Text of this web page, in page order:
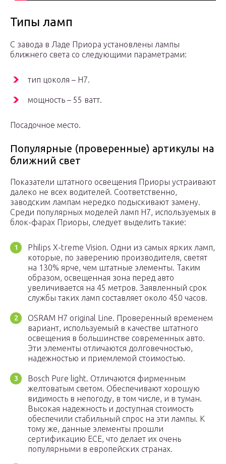
Типы ламп
С завода в Ладе Приора установлены лампы
ближнего света со следующими параметрами:
тип цоколя – H7.
мощность – 55 ватт.
Посадочное место.
Популярные (проверенные) артикулы на
ближний свет
Показатели штатного освещения Приоры устраивают
далеко не всех водителей. Соответственно,
заводским лампам нередко подыскивают замену.
Среди популярных моделей ламп H7, используемых в
блок-фарах Приоры, следует выделить такие:
Philips X-treme Vision. Одни из самых ярких ламп,
которые, по заверению производителя, светят
на 130% ярче, чем штатные элементы. Таким
образом, освещенная зона перед авто
увеличивается на 45 метров. Заявленный срок
службы таких ламп составляет около 450 часов.
OSRAM H7 original Line. Проверенный временем
вариант, используемый в качестве штатного
освещения в большинстве современных авто.
Эти элементы отличаются долговечностью,
надежностью и приемлемой стоимостью.
Bosch Pure light. Отличаются фирменным
желтоватым светом. Обеспечивают хорошую
видимость в непогоду, в том числе, и в туман.
Высокая надежность и доступная стоимость
обеспечили стабильный спрос на эти лампы. К
тому же, данные элементы прошли
сертификацию ECE, что делает их очень
популярными в европейских странах.